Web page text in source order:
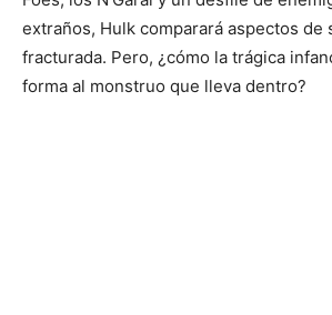
extraños, Hulk comparará aspectos de
fracturada. Pero, ¿cómo la trágica
forma al monstruo que lleva dentro?